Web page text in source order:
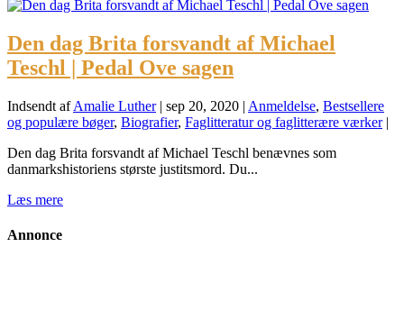
Den dag Brita forsvandt af Michael
Teschl | Pedal Ove sagen
Indsendt afAmalie Luther| sep 20, 2020 | Anmeldelse, Bestsellere
og populære bøger, Biografier, Faglitteratur og faglitterære værker|
Den dag Brita forsvandt af Michael Teschl benævnes som
danmarkshistoriens største justitsmord. Du...
Læs mere
Annonce